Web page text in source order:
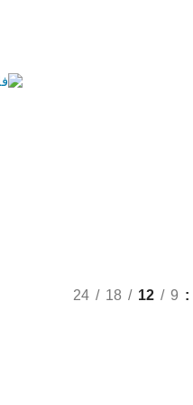
9
12
18
24